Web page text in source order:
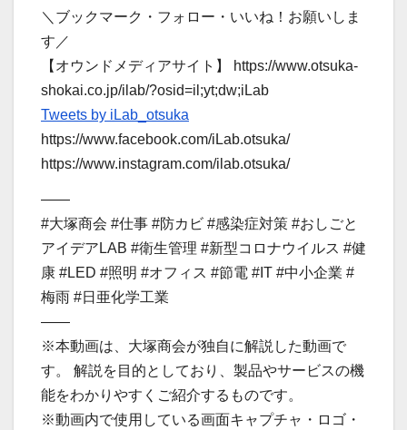
＼ブックマーク・フォロー・いいね！お願いしま
す／
【オウンドメディアサイト】 https://www.otsuka-
shokai.co.jp/ilab/?osid=il;yt;dw;iLab
Tweets by iLab_otsuka
https://www.facebook.com/iLab.otsuka/
https://www.instagram.com/ilab.otsuka/
——
#大塚商会 #仕事 #防カビ #感染症対策 #おしごと
アイデアLAB #衛生管理 #新型コロナウイルス #健
康 #LED #照明 #オフィス #節電 #IT #中小企業 #
梅雨 #日亜化学工業
——
※本動画は、大塚商会が独自に解説した動画で
す。 解説を目的としており、製品やサービスの機
能をわかりやすくご紹介するものです。
※動画内で使用している画面キャプチャ・ロゴ・